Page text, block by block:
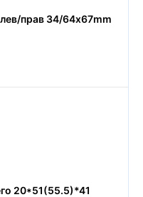
прав 34/64x67mm
20*51(55.5)*41